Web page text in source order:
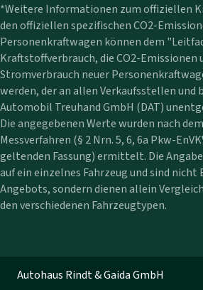
*Weitere Informationen zum offiziellen
den offiziellen spezifischen CO2-
Personenkraftwagen können dem
Kraftstoffverbrauch, die CO2-Emissionen
Stromverbrauch neuer
werden, der an allen Verkaufsstellen und
Automobil Treuhand GmbH (DAT)
Die angegebenen Werte wurden nach
Messverfahren (§ 2 Nrn. 5, 6, 6a Pkw-
geltenden Fassung) ermittelt. Die
auf ein einzelnes Fahrzeug und sind nicht
Angebots, sondern dienen allein
den verschiedenen Fahrzeugtypen.
Autohaus Rindt & Gaida GmbH